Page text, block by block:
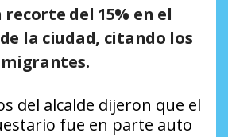
recorte del 15% en el
la ciudad, citando los
migrantes.
del alcalde dijeron que el
fue en parte auto